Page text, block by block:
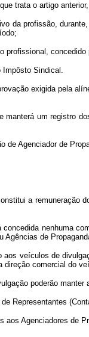
trata o artigo
da profissão,
profissional,
Impôsto Sindical.
exigida pela
manterá um registro
de Agenciador de
a remuneração
concedida nenhuma
Agências de
aos veículos de
direção comercial do
poderão manter
Representantes
aos Agenciadores de